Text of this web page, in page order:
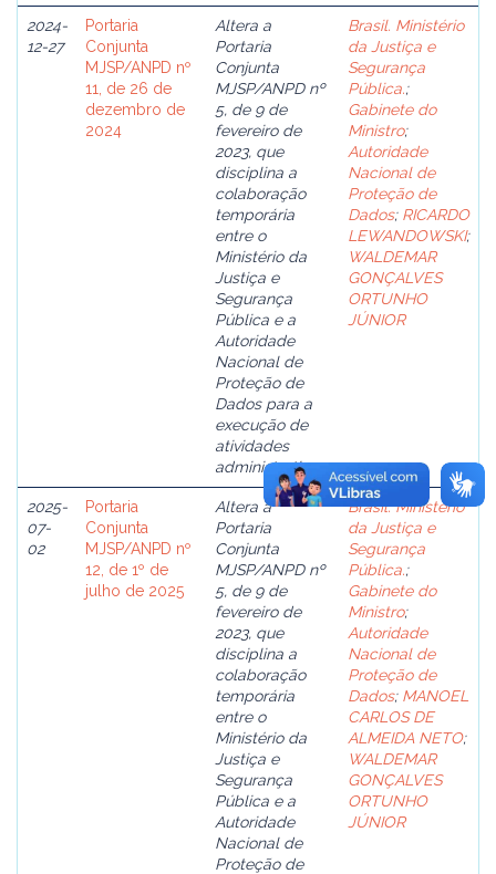
2024-
12-27
Portaria
Conjunta
MJSP/ANPD nº
11, de 26 de
dezembro de
2024
Altera a
Portaria
Conjunta
MJSP/ANPD nº
5, de 9 de
fevereiro de
2023, que
disciplina a
colaboração
temporária
entre o
Ministério da
Justiça e
Segurança
Pública e a
Autoridade
Nacional de
Proteção de
Dados para a
execução de
atividades
administrativas.
Brasil. Ministério
da Justiça e
Segurança
Pública.;
Gabinete do
Ministro;
Autoridade
Nacional de
Proteção de
Dados; RICARDO
LEWANDOWSKI;
WALDEMAR
GONÇALVES
ORTUNHO
JÚNIOR
2025-
07-
02
Portaria
Conjunta
MJSP/ANPD nº
12, de 1º de
julho de 2025
Altera a
Portaria
Conjunta
MJSP/ANPD nº
5, de 9 de
fevereiro de
2023, que
disciplina a
colaboração
temporária
entre o
Ministério da
Justiça e
Segurança
Pública e a
Autoridade
Nacional de
Proteção de
Brasil. Ministério
da Justiça e
Segurança
Pública.;
Gabinete do
Ministro;
Autoridade
Nacional de
Proteção de
Dados; MANOEL
CARLOS DE
ALMEIDA NETO;
WALDEMAR
GONÇALVES
ORTUNHO
JÚNIOR